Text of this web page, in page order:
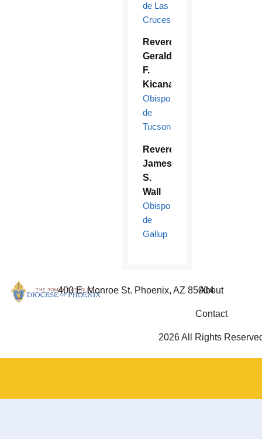
de Las
Cruces
Reverendísimo
Gerald
F.
Kicanas
Obispo
de
Tucson
Reverendísimo
James
S.
Wall
Obispo
de
Gallup
400 E. Monroe St. Phoenix, AZ 85004
About
Contact
2026 All Rights